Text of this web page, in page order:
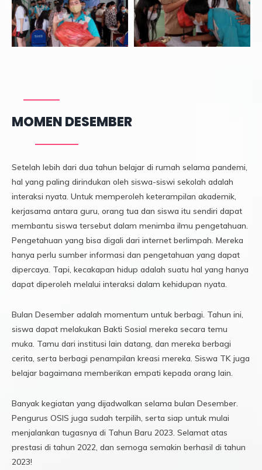
MOMEN DESEMBER
Setelah lebih dari dua tahun belajar di rumah selama pandemi,
hal yang paling dirindukan oleh siswa-siswi sekolah adalah
interaksi nyata. Untuk memperoleh keterampilan akademik,
kerjasama antara guru, orang tua dan siswa itu sendiri dapat
membantu siswa tersebut dalam menimba ilmu pengetahuan.
Pengetahuan yang bisa digali dari internet berlimpah. Mereka
hanya perlu sumber informasi dan pengetahuan yang dapat
dipercaya. Tapi, kecakapan hidup adalah suatu hal yang hanya
dapat diperoleh melalui interaksi dalam kehidupan nyata.
Bulan Desember adalah momentum untuk berbagi. Tahun ini,
siswa dapat melakukan Bakti Sosial mereka secara temu
muka. Tamu dari institusi lain datang, dan mereka berbagi
cerita, serta berbagi penampilan kreasi mereka. Siswa TK juga
belajar bagaimana memberikan empati kepada orang lain.
Banyak kegiatan yang dijadwalkan selama bulan Desember.
Pengurus OSIS juga sudah terpilih, serta siap untuk mulai
menjalankan tugasnya di Tahun Baru 2023. Selamat atas
prestasi di tahun 2022, dan semoga semakin berhasil di tahun
2023!